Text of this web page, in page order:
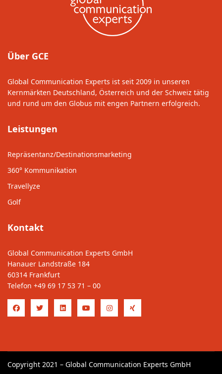
Über GCE
Global Communication Experts ist seit 2009 in unseren
Kernmärkten Deutschland, Österreich und der Schweiz tätig
und rund um den Globus mit engen Partnern erfolgreich.
Leistungen
Repräsentanz/Destinationsmarketing
360° Kommunikation
Travellyze
Golf
Kontakt
Global Communication Experts GmbH
Hanauer Landstraße 184
60314 Frankfurt
Telefon +49 69 17 53 71 – 00
Copyright 2021 – Global Communication Experts GmbH